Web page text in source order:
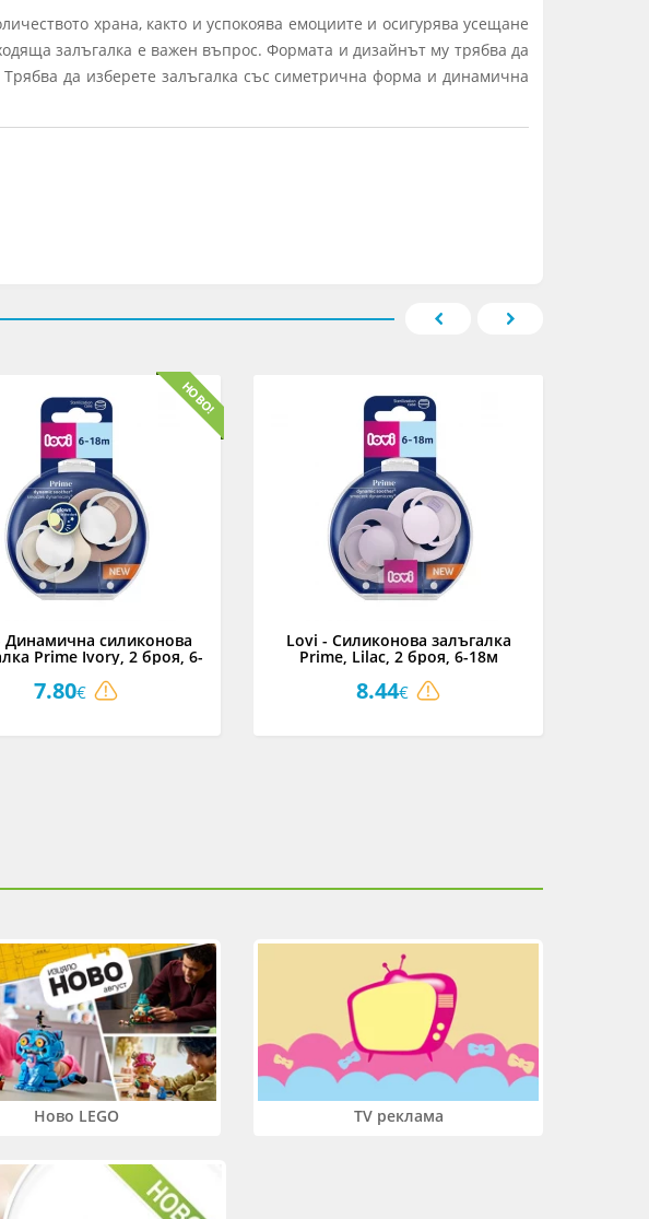
храна, както и успокоява емоциите и осигурява усещане
залъгалка е важен въпрос. Формата и дизайнът му трябва да
да изберете залъгалка със симетрична форма и динамична
Динамична силиконова
Prime Ivory, 2 броя, 6-
7.80€
Lovi - Силиконова залъгалка
Prime, Lilac, 2 броя, 6-18м
8.44€
Ново LEGO TV реклама